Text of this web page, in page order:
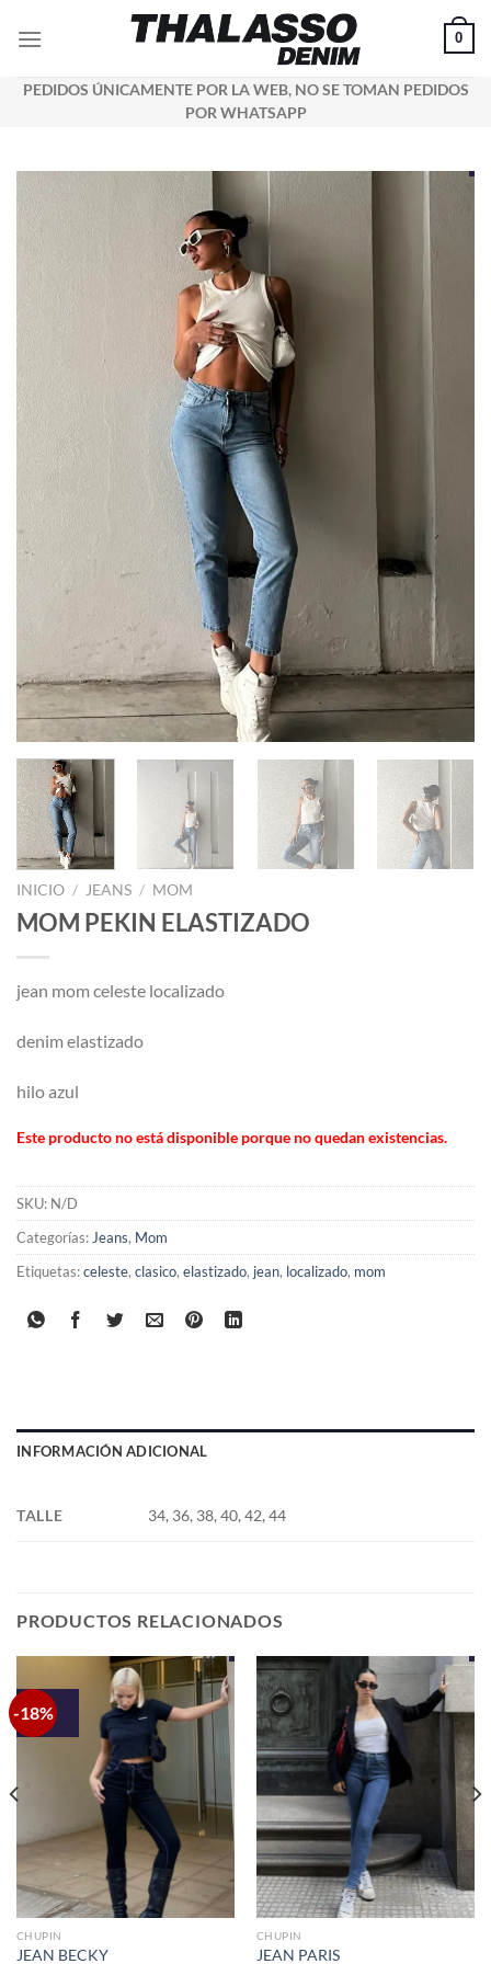
0
PEDIDOS ÚNICAMENTE POR LA WEB, NO SE TOMAN PEDIDOS
POR WHATSAPP
INICIO / JEANS / MOM
MOM PEKIN ELASTIZADO
jean mom celeste localizado
denim elastizado
hilo azul
Este producto no está disponible porque no quedan existencias.
SKU: N/D
Categorías: Jeans, Mom
Etiquetas:celeste, clasico, elastizado, jean, localizado, mom
INFORMACIÓN ADICIONAL
TALLE 34, 36, 38, 40, 42, 44
PRODUCTOS RELACIONADOS
-18%
CHUPIN
JEAN BECKY
CHUPIN
JEAN PARIS